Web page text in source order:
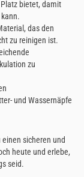
bietet, damit
das den
zu reinigen ist.
zu
und Wassernäpfe
sicheren und
heute und erlebe,
seid.